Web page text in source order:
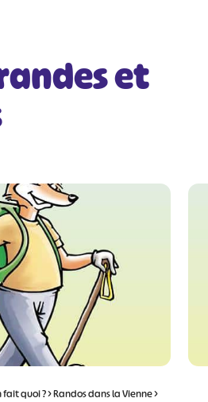
et
fait quoi ?>Randos dans la Vienne>